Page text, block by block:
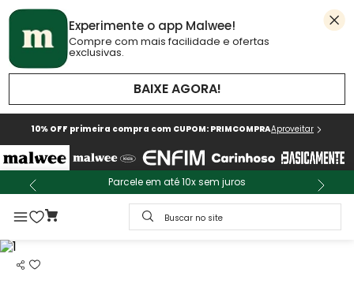
Experimente o app Malwee!
Compre com mais facilidade e ofertas
exclusivas.
BAIXE AGORA!
10% OFF primeira compra com CUPOM: PRIMCOMPRAAproveitar
Parcele em até 10x sem juros
Buscar no site